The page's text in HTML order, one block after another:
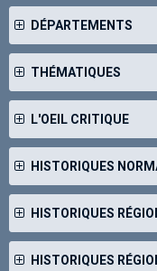
DÉPARTEMENTS
THÉMATIQUES
L'OEIL CRITIQUE
HISTORIQUES
HISTORIQUES
HISTORIQUES